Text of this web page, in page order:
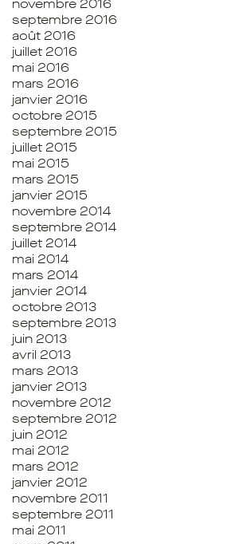
novembre 2016
septembre 2016
août 2016
juillet 2016
mai 2016
mars 2016
janvier 2016
octobre 2015
septembre 2015
juillet 2015
mai 2015
mars 2015
janvier 2015
novembre 2014
septembre 2014
juillet 2014
mai 2014
mars 2014
janvier 2014
octobre 2013
septembre 2013
juin 2013
avril 2013
mars 2013
janvier 2013
novembre 2012
septembre 2012
juin 2012
mai 2012
mars 2012
janvier 2012
novembre 2011
septembre 2011
mai 2011